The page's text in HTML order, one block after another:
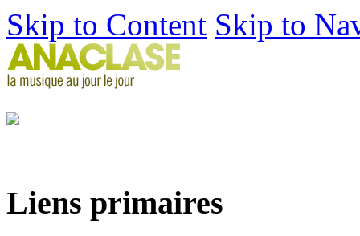
Skip to Content Skip to
Liens primaires